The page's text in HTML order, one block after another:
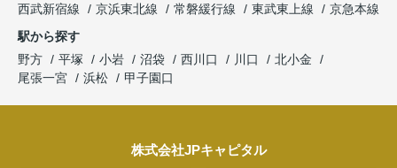
西武新宿線
京浜東北線 常磐緩行線 東武東上線
京急本線
駅から探す
野方
平塚 小岩 沼袋 西川口 川口
北小金
尾張一宮
浜松 甲子園口
株式会社JPキャピタル